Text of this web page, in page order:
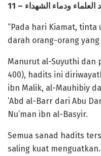
11 – العلماء ودماء الشهداء
“Pada hari Kiamat,
darah orang-orang yang
Manurut al-Suyuthi dan
400), hadits ini
ibn Malik, al-Mauhibiy
‘Abd al-Barr dari Abu
Nu’man ibn al-Basyir.
Semua sanad hadits
saling kuat